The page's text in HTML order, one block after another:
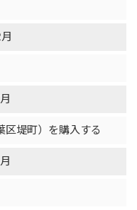
区堤町）を購入する